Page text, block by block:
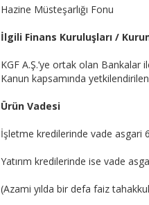
Hazine Müsteşarlığı Fonu
İlgili Finans Kuruluşları /
KGF A.Ş.’ye ortak olan Bankalar
Kanun kapsamında
Ürün Vadesi
İşletme kredilerinde vade asgari
Yatırım kredilerinde ise vade
(Azami yılda bir defa faiz